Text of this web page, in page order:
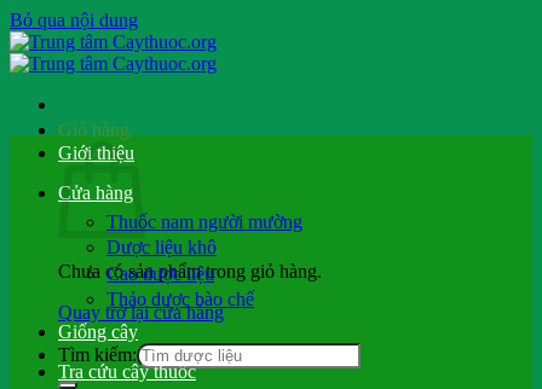
Bỏ qua nội dung
Giỏ hàng
Chưa có sản phẩm trong giỏ hàng.
Quay trở lại cửa hàng
Tìm kiếm:
Giới thiệu
Cửa hàng
Thuốc nam người mường
Dược liệu khô
Cao dược liệu
Thảo dược bào chế
Giống cây
Tra cứu cây thuốc